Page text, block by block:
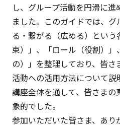
し、グループ活動を円滑に
ました。このガイドでは、
る・繋がる（広める）とい
束）」、「ロール（役割）」
の）」を整理しており、皆さ
活動への活用方法について説
講座全体を通して、皆さま
象的でした。
参加いただいた皆さま、あり